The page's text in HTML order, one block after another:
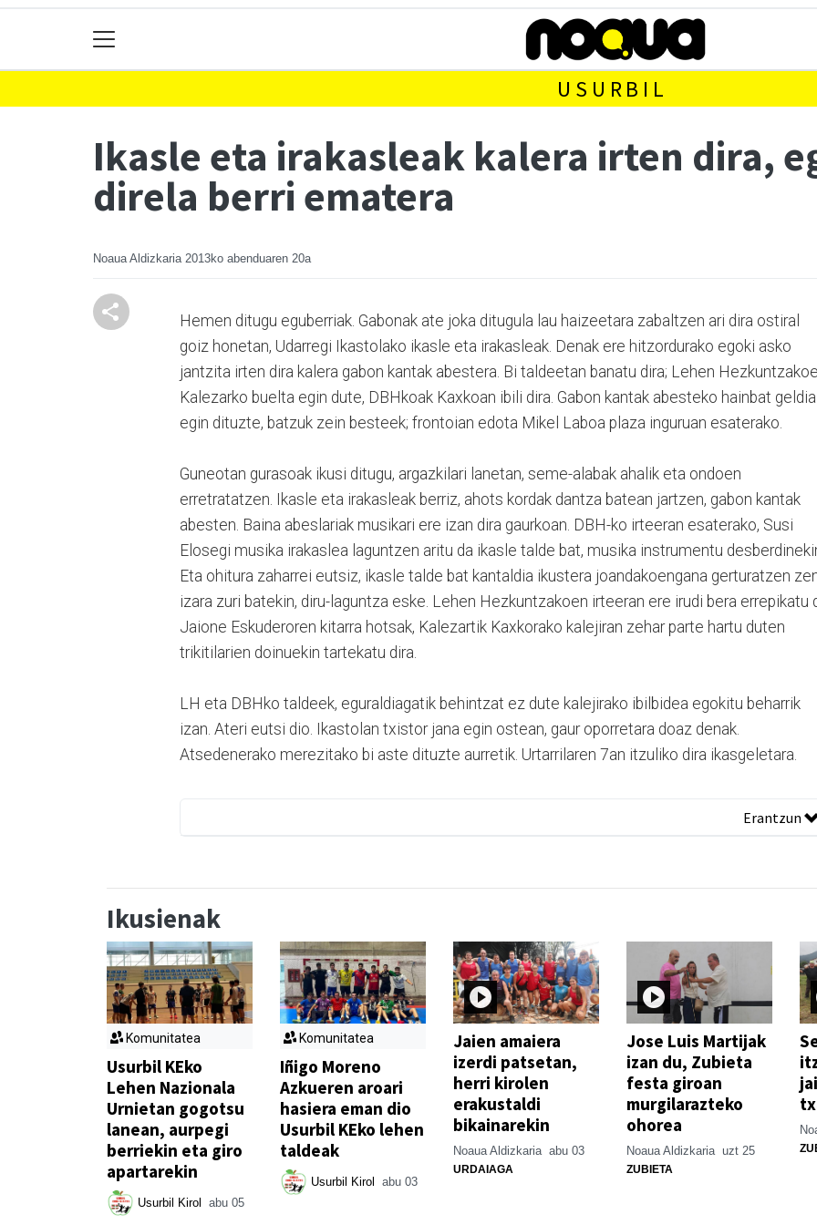
USURBIL
Ikasle eta irakasleak kalera irten dira,
direla berri ematera
Noaua Aldizkaria 2013ko abenduaren 20a
Hemen ditugu eguberriak. Gabonak ate joka ditugula lau haizeetara zabaltzen ari dira ostiral
goiz honetan, Udarregi Ikastolako ikasle eta irakasleak. Denak ere hitzordurako egoki asko
jantzita irten dira kalera gabon kantak abestera. Bi taldeetan banatu dira; Lehen
Kalezarko buelta egin dute, DBHkoak Kaxkoan ibili dira. Gabon kantak abesteko hainbat
egin dituzte, batzuk zein besteek; frontoian edota Mikel Laboa plaza inguruan esaterako.
Guneotan gurasoak ikusi ditugu, argazkilari lanetan, seme-alabak ahalik eta ondoen
erretratatzen. Ikasle eta irakasleak berriz, ahots kordak dantza batean jartzen, gabon kantak
abesten. Baina abeslariak musikari ere izan dira gaurkoan. DBH-ko irteeran esaterako, Susi
Elosegi musika irakaslea laguntzen aritu da ikasle talde bat, musika instrumentu
Eta ohitura zaharrei eutsiz, ikasle talde bat kantaldia ikustera joandakoengana gerturatzen
izara zuri batekin, diru-laguntza eske. Lehen Hezkuntzakoen irteeran ere irudi bera errepikatu
Jaione Eskuderoren kitarra hotsak, Kalezartik Kaxkorako kalejiran zehar parte hartu duten
trikitilarien doinuekin tartekatu dira.
LH eta DBHko taldeek, eguraldiagatik behintzat ez dute kalejirako ibilbidea egokitu beharrik
izan. Ateri eutsi dio. Ikastolan txistor jana egin ostean, gaur oporretara doaz denak.
Atsedenerako merezitako bi aste dituzte aurretik. Urtarrilaren 7an itzuliko dira ikasgeletara.
Erantzun
Ikusienak
Komunitatea
Usurbil KEko
Lehen Nazionala
Urnietan gogotsu
lanean, aurpegi
berriekin eta giro
apartarekin
Usurbil Kirol abu 05
Komunitatea
Iñigo Moreno
Azkueren aroari
hasiera eman dio
Usurbil KEko lehen
taldeak
Usurbil Kirol abu 03
Jaien amaiera
izerdi patsetan,
herri kirolen
erakustaldi
bikainarekin
Noaua Aldizkaria abu 03
URDAIAGA
Jose Luis Martijak
izan du, Zubieta
festa giroan
murgilarazteko
ohorea
Noaua Aldizkaria uzt 25
ZUBIETA